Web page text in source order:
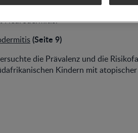
die Sensibilisierung durch
Neurodermitis.
(Seite 9)
die Prävalenz und die
Kindern mit